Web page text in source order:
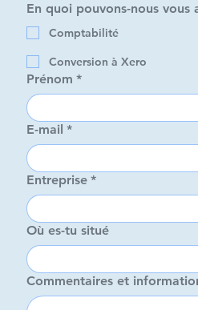
En quoi pouvons-nous vous
Comptabilité
Conversion à Xero
Prénom *
E-mail *
Entreprise *
Où es-tu situé
Commentaires et